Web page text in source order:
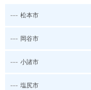
--- 松本市
--- 岡谷市
--- 小諸市
--- 塩尻市